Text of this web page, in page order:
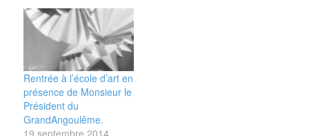
Rentrée à l’école d’art en
présence de Monsieur le
Président du
GrandAngoulême.